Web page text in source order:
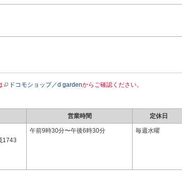
ドコモショップ／d gardenからご確認ください。
営業時間 定休日
1743
午前9時30分〜午後6時30分 毎週水曜